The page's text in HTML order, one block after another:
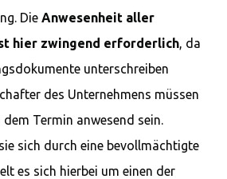
Die Anwesenheit aller
hier zwingend erforderlich, da
unterschreiben
des Unternehmens müssen
Termin anwesend sein.
sich durch eine bevollmächtigte
es sich hierbei um einen der